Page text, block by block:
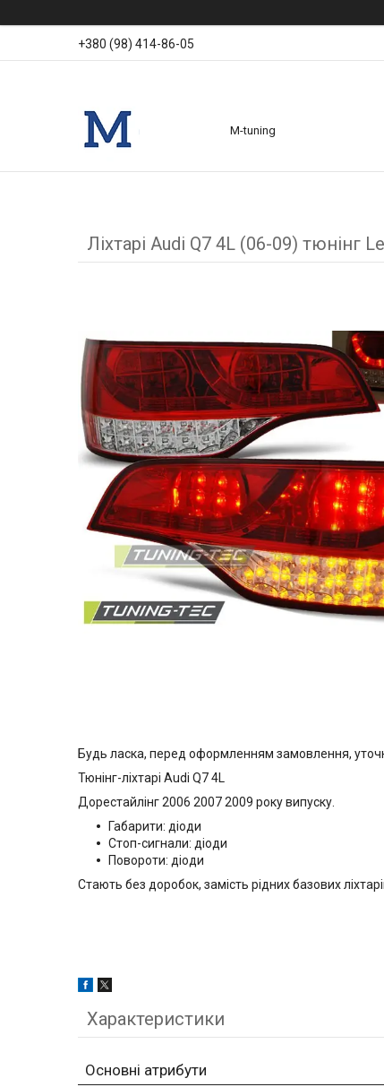
+380 (98) 414-86-05
M-tuning
Ліхтарі Audi Q7 4L (06-09) тюнінг
Будь ласка, перед оформленням замовлення,
Тюнінг-ліхтарі Audi Q7 4L
Дорестайлінг 2006 2007 2009 року випуску.
Габарити: діоди
Стоп-сигнали: діоди
Повороти: діоди
Стають без доробок, замість рідних базових
Характеристики
Основні атрибути